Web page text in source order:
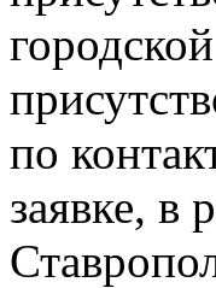
по
заявке, в